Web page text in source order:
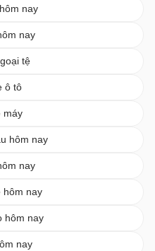
nay
nay
tệ
ô tô
máy
hôm nay
nay
hôm nay
hôm nay
nay